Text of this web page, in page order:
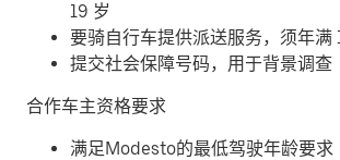
19 岁
要骑自行车提供派送服务，须年满
提交社会保障号码，用于背景调查
合作车主资格要求
满足Modesto的最低驾驶年龄要求